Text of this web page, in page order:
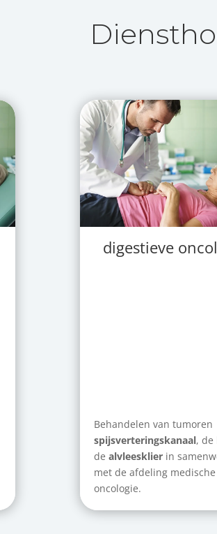
digestieve
Behandelen van
spijsverteringskanaal, de
dealvleesklier in
met de afdeling medische
oncologie.